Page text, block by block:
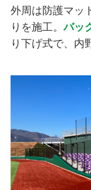
外周は防護マッ
りを施工。バッ
り下げ式で、内